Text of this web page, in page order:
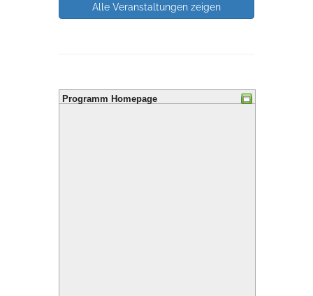
Alle Veranstaltungen zeigen
Programm Homepage